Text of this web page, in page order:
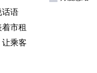
话语
市租
乘客